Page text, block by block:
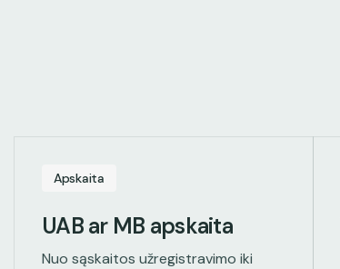
Apskaita
UAB ar MB apskaita
Nuo sąskaitos užregistravimo iki